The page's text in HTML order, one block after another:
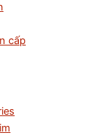
cấp